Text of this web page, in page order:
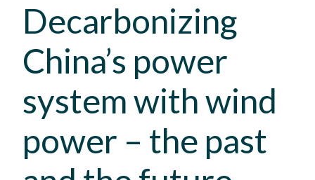
Decarbonizing
China’s power
system with wind
power – the past